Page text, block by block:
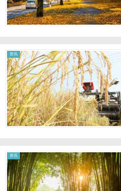
资讯
资讯